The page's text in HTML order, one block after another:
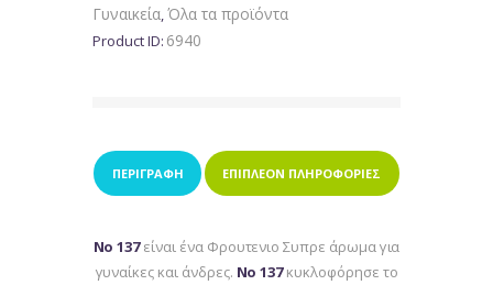
Γυναικεία,Όλα τα προϊόντα
Product ID: 6940
ΠΕΡΙΓΡΑΦΉ ΕΠΙΠΛΈΟΝ ΠΛΗΡΟΦΟΡΊΕΣ
Νο 137είναι ένα Φρουτενιο Συπρε άρωμα για
γυναίκες και άνδρες. Νο 137κυκλοφόρησε το